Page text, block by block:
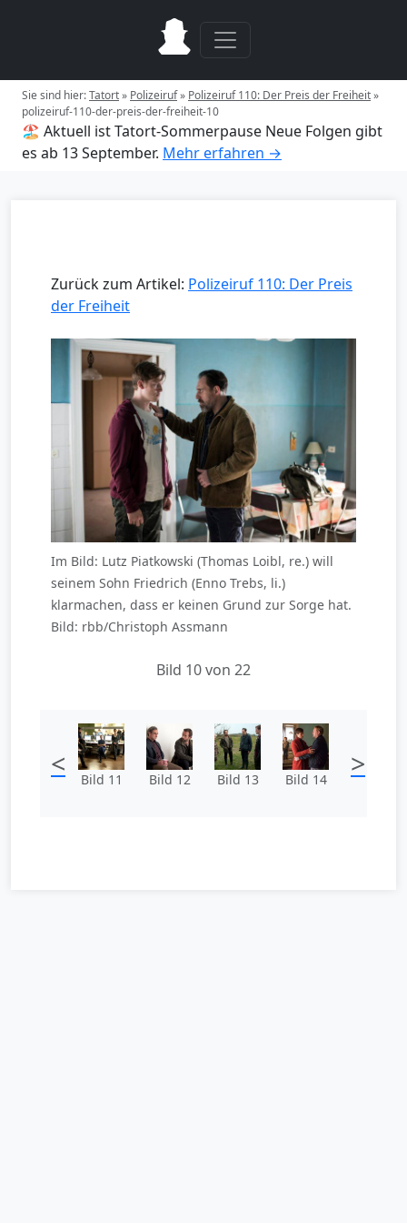
Sie sind hier:Tatort» Polizeiruf» Polizeiruf 110: Der Preis der Freiheit»
polizeiruf-110-der-preis-der-freiheit-10
🏖️ Aktuell ist Tatort-Sommerpause Neue Folgen gibt
es ab 13 September. Mehr erfahren →
Zurück zum Artikel: Polizeiruf 110: Der Preis
der Freiheit
Im Bild: Lutz Piatkowski (Thomas Loibl, re.) will
seinem Sohn Friedrich (Enno Trebs, li.)
klarmachen, dass er keinen Grund zur Sorge hat.
Bild: rbb/Christoph Assmann
Bild 10 von 22
< Bild 11 Bild 12 Bild 13 Bild 14 >